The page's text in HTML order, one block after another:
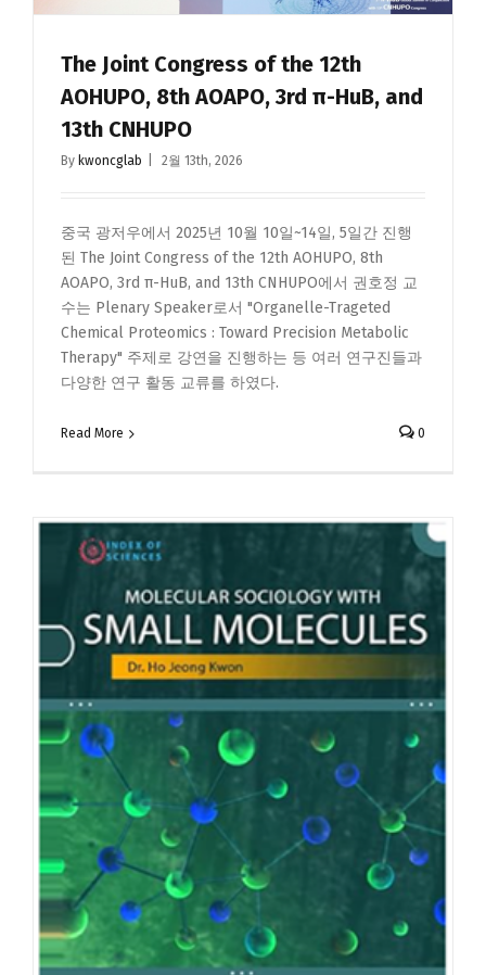
The Joint Congress of the 12th
AOHUPO, 8th AOAPO, 3rd π-HuB, and
13th CNHUPO
By kwoncglab 2월 13th, 2026
중국 광저우에서 2025년 10월 10일~14일, 5일간 진행
된 The Joint Congress of the 12th AOHUPO, 8th
AOAPO, 3rd π-HuB, and 13th CNHUPO에서 권호정 교
수는 Plenary Speaker로서 "Organelle-Trageted
Chemical Proteomics : Toward Precision Metabolic
Therapy" 주제로 강연을 진행하는 등 여러 연구진들과
다양한 연구 활동 교류를 하였다.
Read More 0